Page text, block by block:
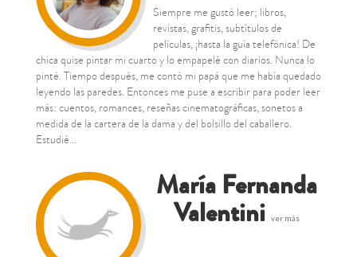
Siempre me gustó leer; libros,
revistas, grafitis, subtítulos de
películas, ¡hasta la guía telefónica! De
chica quise pintar mi cuarto y lo empapelé con diarios. Nunca lo
pinté. Tiempo después, me contó mi papá que me había quedado
leyendo las paredes. Entonces me puse a escribir para poder leer
más: cuentos, romances, reseñas cinematográficas, sonetos a
medida de la cartera de la dama y del bolsillo del caballero.
Estudié...
María Fernanda
Valentini ver más